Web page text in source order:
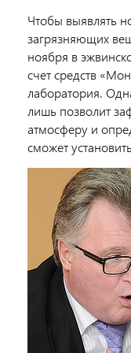
Чтобы выявлять
загрязняющих
ноября в
счет средств
лаборатория.
лишь позволит
атмосферу и
сможет